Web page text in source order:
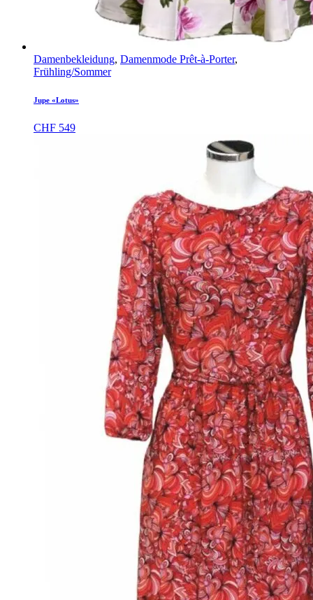
Damenbekleidung, Damenmode Prêt-à-Porter,
Frühling/Sommer
Jupe «Lotus»
CHF 549